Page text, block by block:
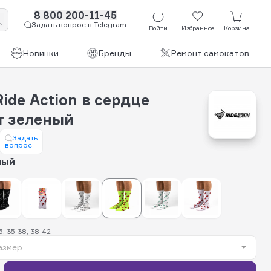
8 800 200-11-45
Задать вопрос в Telegram Войти Избранное Корзина
Новинки Бренды Ремонт самокатов
Action в сердце
зеленый
Задать
вопрос
35-38, 38-42